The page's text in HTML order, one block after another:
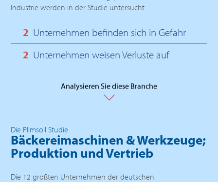
Industrie werden in der Studie untersucht.
2 Unternehmen befinden sich in Gefahr
2 Unternehmen weisen Verluste auf
Analysieren Sie diese Branche
Die Plimsoll Studie
Bäckereimaschinen & Werkzeuge;
Produktion und Vertrieb
Die 12 größten Unternehmen der deutschen